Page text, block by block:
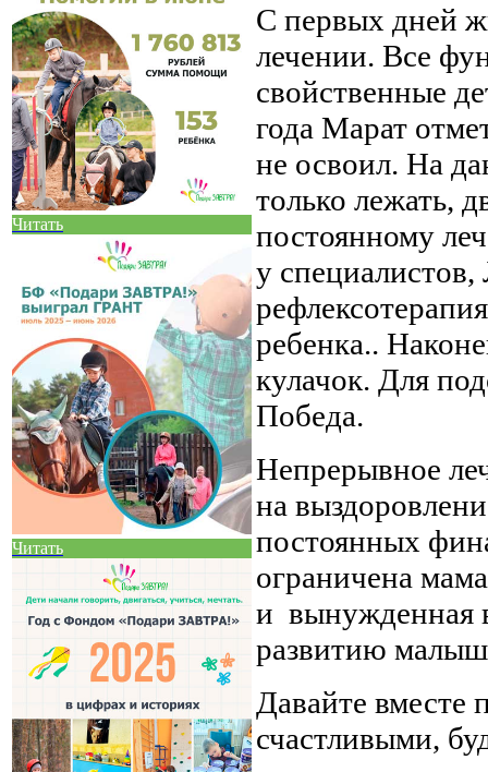
Читать
Читать
С первых дней
лечении. Все
свойственные
года Марат
не освоил. На
только лежать,
постоянному
у
ребенка..
кулачок. Для
Победа.
Непрерывное
на
постоянных
ограничена
и вынужденная
развитию
Давайте вместе
счастливыми,